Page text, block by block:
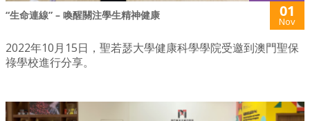
“生命連線” – 喚醒關注學生精神健康 01
Nov
2022年10月15日，聖若瑟大學健康科學學院受邀到澳門聖保
祿學校進行分享。